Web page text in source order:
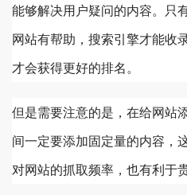
能够解决用户疑问的内容。只
网站有帮助，搜索引擎才能收
才会获得更好的排名。
但是需要注意的是，在给网站
间一定要添加固定量的内容，
对网站的抓取频率，也有利于